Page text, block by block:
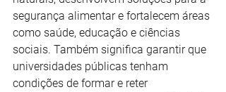
segurança alimentar e fortalecem áreas
como saúde, educação e ciências
sociais. Também significa garantir que
universidades públicas tenham
condições de formar e reter